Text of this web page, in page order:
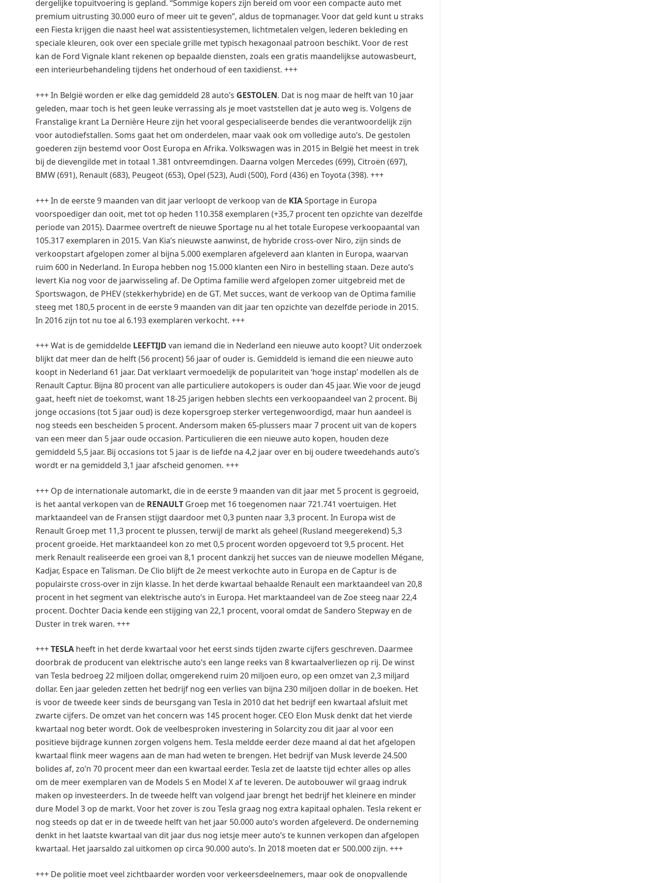
dergelijke topuitvoering is gepland. “Sommige kopers zijn bereid om voor een compacte auto met
premium uitrusting 30.000 euro of meer uit te geven”, aldus de topmanager. Voor dat geld kunt u straks
een Fiesta krijgen die naast heel wat assistentiesystemen, lichtmetalen velgen, lederen bekleding en
speciale kleuren, ook over een speciale grille met typisch hexagonaal patroon beschikt. Voor de rest
kan de Ford Vignale klant rekenen op bepaalde diensten, zoals een gratis maandelijkse autowasbeurt,
een interieurbehandeling tijdens het onderhoud of een taxidienst. +++
+++ In België worden er elke dag gemiddeld 28 auto’s GESTOLEN. Dat is nog maar de helft van 10 jaar
geleden, maar toch is het geen leuke verrassing als je moet vaststellen dat je auto weg is. Volgens de
Franstalige krant La Dernière Heure zijn het vooral gespecialiseerde bendes die verantwoordelijk zijn
voor autodiefstallen. Soms gaat het om onderdelen, maar vaak ook om volledige auto’s. De gestolen
goederen zijn bestemd voor Oost Europa en Afrika. Volkswagen was in 2015 in België het meest in trek
bij de dievengilde met in totaal 1.381 ontvreemdingen. Daarna volgen Mercedes (699), Citroën (697),
BMW (691), Renault (683), Peugeot (653), Opel (523), Audi (500), Ford (436) en Toyota (398). +++
+++ In de eerste 9 maanden van dit jaar verloopt de verkoop van de KIASportage in Europa
voorspoediger dan ooit, met tot op heden 110.358 exemplaren (+35,7 procent ten opzichte van dezelfde
periode van 2015). Daarmee overtreft de nieuwe Sportage nu al het totale Europese verkoopaantal van
105.317 exemplaren in 2015. Van Kia’s nieuwste aanwinst, de hybride cross-over Niro, zijn sinds de
verkoopstart afgelopen zomer al bijna 5.000 exemplaren afgeleverd aan klanten in Europa, waarvan
ruim 600 in Nederland. In Europa hebben nog 15.000 klanten een Niro in bestelling staan. Deze auto’s
levert Kia nog voor de jaarwisseling af. De Optima familie werd afgelopen zomer uitgebreid met de
Sportswagon, de PHEV (stekkerhybride) en de GT. Met succes, want de verkoop van de Optima familie
steeg met 180,5 procent in de eerste 9 maanden van dit jaar ten opzichte van dezelfde periode in 2015.
In 2016 zijn tot nu toe al 6.193 exemplaren verkocht. +++
+++ Wat is de gemiddelde LEEFTIJD van iemand die in Nederland een nieuwe auto koopt? Uit onderzoek
blijkt dat meer dan de helft (56 procent) 56 jaar of ouder is. Gemiddeld is iemand die een nieuwe auto
koopt in Nederland 61 jaar. Dat verklaart vermoedelijk de populariteit van ‘hoge instap’ modellen als de
Renault Captur. Bijna 80 procent van alle particuliere autokopers is ouder dan 45 jaar. Wie voor de jeugd
gaat, heeft niet de toekomst, want 18-25 jarigen hebben slechts een verkoopaandeel van 2 procent. Bij
jonge occasions (tot 5 jaar oud) is deze kopersgroep sterker vertegenwoordigd, maar hun aandeel is
nog steeds een bescheiden 5 procent. Andersom maken 65-plussers maar 7 procent uit van de kopers
van een meer dan 5 jaar oude occasion. Particulieren die een nieuwe auto kopen, houden deze
gemiddeld 5,5 jaar. Bij occasions tot 5 jaar is de liefde na 4,2 jaar over en bij oudere tweedehands auto’s
wordt er na gemiddeld 3,1 jaar afscheid genomen. +++
+++ Op de internationale automarkt, die in de eerste 9 maanden van dit jaar met 5 procent is gegroeid,
is het aantal verkopen van de RENAULT Groep met 16 toegenomen naar 721.741 voertuigen. Het
marktaandeel van de Fransen stijgt daardoor met 0,3 punten naar 3,3 procent. In Europa wist de
Renault Groep met 11,3 procent te plussen, terwijl de markt als geheel (Rusland meegerekend) 5,3
procent groeide. Het marktaandeel kon zo met 0,5 procent worden opgevoerd tot 9,5 procent. Het
merk Renault realiseerde een groei van 8,1 procent dankzij het succes van de nieuwe modellen Mégane,
Kadjar, Espace en Talisman. De Clio blijft de 2e meest verkochte auto in Europa en de Captur is de
populairste cross-over in zijn klasse. In het derde kwartaal behaalde Renault een marktaandeel van 20,8
procent in het segment van elektrische auto’s in Europa. Het marktaandeel van de Zoe steeg naar 22,4
procent. Dochter Dacia kende een stijging van 22,1 procent, vooral omdat de Sandero Stepway en de
Duster in trek waren. +++
+++TESLA heeft in het derde kwartaal voor het eerst sinds tijden zwarte cijfers geschreven. Daarmee
doorbrak de producent van elektrische auto’s een lange reeks van 8 kwartaalverliezen op rij. De winst
van Tesla bedroeg 22 miljoen dollar, omgerekend ruim 20 miljoen euro, op een omzet van 2,3 miljard
dollar. Een jaar geleden zetten het bedrijf nog een verlies van bijna 230 miljoen dollar in de boeken. Het
is voor de tweede keer sinds de beursgang van Tesla in 2010 dat het bedrijf een kwartaal afsluit met
zwarte cijfers. De omzet van het concern was 145 procent hoger. CEO Elon Musk denkt dat het vierde
kwartaal nog beter wordt. Ook de veelbesproken investering in Solarcity zou dit jaar al voor een
positieve bijdrage kunnen zorgen volgens hem. Tesla meldde eerder deze maand al dat het afgelopen
kwartaal flink meer wagens aan de man had weten te brengen. Het bedrijf van Musk leverde 24.500
bolides af, zo’n 70 procent meer dan een kwartaal eerder. Tesla zet de laatste tijd echter alles op alles
om de meer exemplaren van de Models S en Model X af te leveren. De autobouwer wil graag indruk
maken op investeerders. In de tweede helft van volgend jaar brengt het bedrijf het kleinere en minder
dure Model 3 op de markt. Voor het zover is zou Tesla graag nog extra kapitaal ophalen. Tesla rekent er
nog steeds op dat er in de tweede helft van het jaar 50.000 auto’s worden afgeleverd. De onderneming
denkt in het laatste kwartaal van dit jaar dus nog ietsje meer auto’s te kunnen verkopen dan afgelopen
kwartaal. Het jaarsaldo zal uitkomen op circa 90.000 auto’s. In 2018 moeten dat er 500.000 zijn. +++
+++ De politie moet veel zichtbaarder worden voor verkeersdeelnemers, maar ook de onopvallende